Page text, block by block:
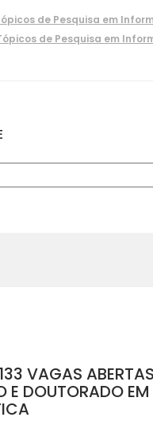
de Pesquisa em
de Pesquisa em
VAGAS
E DOUTORADO EM